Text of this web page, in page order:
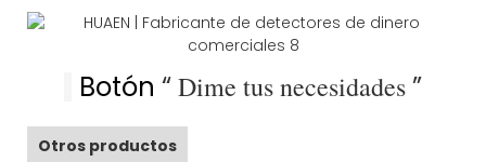
Botón “Dime tus necesidades”
Otros productos